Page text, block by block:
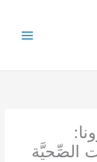
الصِّحيَّة